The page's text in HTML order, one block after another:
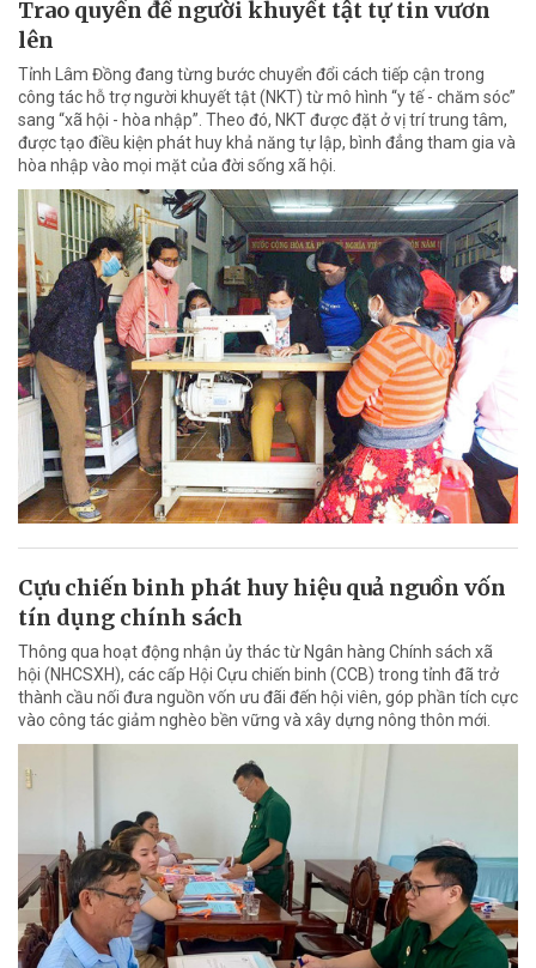
Trao quyền để người khuyết tật tự tin vươn
lên
Tỉnh Lâm Đồng đang từng bước chuyển đổi cách tiếp cận trong
công tác hỗ trợ người khuyết tật (NKT) từ mô hình “y tế - chăm sóc”
sang “xã hội - hòa nhập”. Theo đó, NKT được đặt ở vị trí trung tâm,
được tạo điều kiện phát huy khả năng tự lập, bình đẳng tham gia và
hòa nhập vào mọi mặt của đời sống xã hội.
Cựu chiến binh phát huy hiệu quả nguồn vốn
tín dụng chính sách
Thông qua hoạt động nhận ủy thác từ Ngân hàng Chính sách xã
hội (NHCSXH), các cấp Hội Cựu chiến binh (CCB) trong tỉnh đã trở
thành cầu nối đưa nguồn vốn ưu đãi đến hội viên, góp phần tích cực
vào công tác giảm nghèo bền vững và xây dựng nông thôn mới.